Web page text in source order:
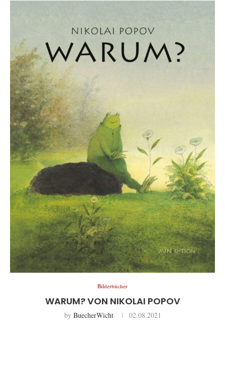
Bilderbücher
WARUM? VON NIKOLAI POPOV
by BuecherWicht 02.08.2021